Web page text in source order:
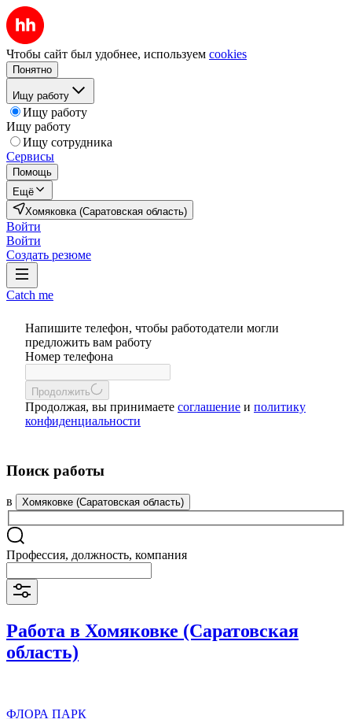
Чтобы сайт был удобнее, используем cookies
Понятно
Ищу работу
Ищу работу
Ищу работу
Ищу сотрудника
Сервисы
Помощь
Ещё
Хомяковка (Саратовская область)
Войти
Войти
Создать резюме
Catch me
Напишите телефон, чтобы работодатели могли
предложить вам работу
Номер телефона
Продолжить
Продолжая, вы принимаете соглашение и политику
конфиденциальности
Поиск работы
в Хомяковке (Саратовская область)
Профессия, должность, компания
Работа в Хомяковке (Саратовская
область)
ФЛОРА ПАРК